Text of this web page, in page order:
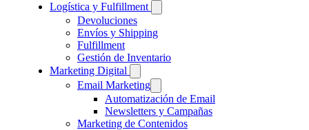
Logística y Fulfillment
Devoluciones
Envíos y Shipping
Fulfillment
Gestión de Inventario
Marketing Digital
Email Marketing
Automatización de Email
Newsletters y Campañas
Marketing de Contenidos